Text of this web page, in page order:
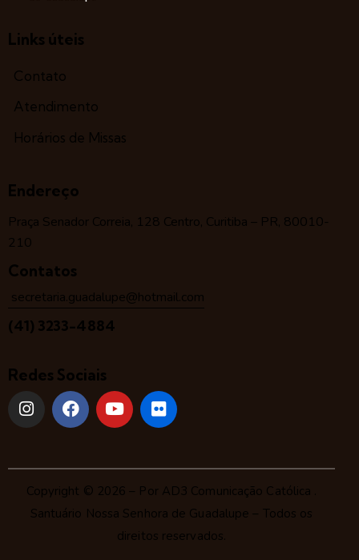
Links úteis
Contato
Atendimento
Horários de Missas
Endereço
Praça Senador Correia, 128 Centro, Curitiba – PR, 80010-
210
Contatos
secretaria.guadalupe@hotmail.com
(41) 3233-4884
Redes Sociais
Copyright © 2026 – Por AD3 Comunicação Católica .
Santuário Nossa Senhora de Guadalupe – Todos os
direitos reservados.